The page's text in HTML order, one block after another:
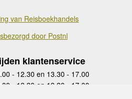
van Reisboekhandels
door Postnl
klantenservice
- 12.30 en 13.30 - 17.00
- 12.30 en 13.30 - 17.00